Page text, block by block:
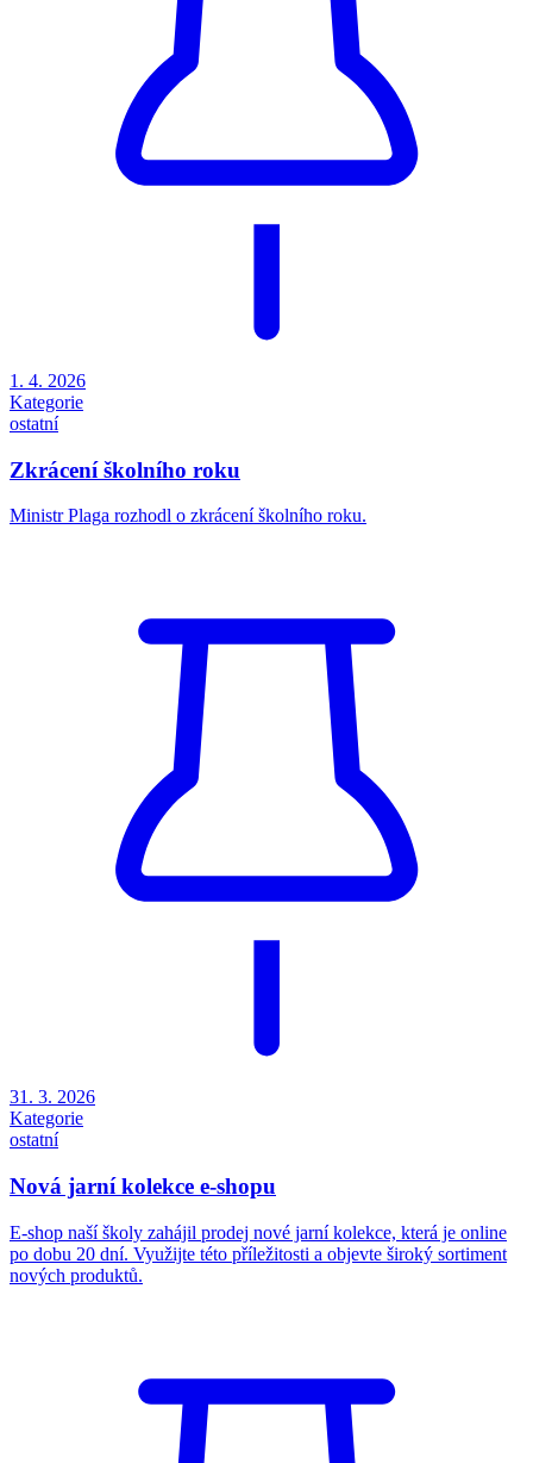
1. 4. 2026
Kategorie
ostatní
Zkrácení školního roku
Ministr Plaga rozhodl o zkrácení školního roku.
31. 3. 2026
Kategorie
ostatní
Nová jarní kolekce e-shopu
E-shop naší školy zahájil prodej nové jarní kolekce, která je online
po dobu 20 dní. Využijte této příležitosti a objevte široký sortiment
nových produktů.